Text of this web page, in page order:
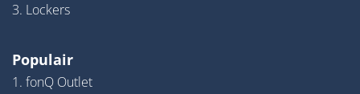
3. Lockers
Populair
1. fonQ Outlet